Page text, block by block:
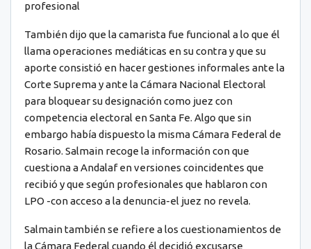
profesional
También dijo que la camarista fue funcional a lo que él
llama operaciones mediáticas en su contra y que su
aporte consistió en hacer gestiones informales ante la
Corte Suprema y ante la Cámara Nacional Electoral
para bloquear su designación como juez con
competencia electoral en Santa Fe. Algo que sin
embargo había dispuesto la misma Cámara Federal de
Rosario. Salmain recoge la información con que
cuestiona a Andalaf en versiones coincidentes que
recibió y que según profesionales que hablaron con
LPO -con acceso a la denuncia-el juez no revela.
Salmain también se refiere a los cuestionamientos de
la Cámara Federal cuando él decidió excusarse